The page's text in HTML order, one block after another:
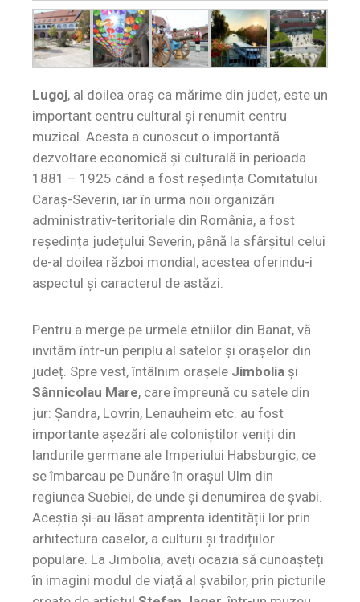
Lugoj, al doilea oraș ca mărime din județ, este un
important centru cultural și renumit centru
muzical. Acesta a cunoscut o importantă
dezvoltare economică și culturală în perioada
1881 – 1925 când a fost reședința Comitatului
Caraș-Severin, iar în urma noii organizări
administrativ-teritoriale din România, a fost
reședința județului Severin, până la sfârșitul celui
de-al doilea război mondial, acestea oferindu-i
aspectul și caracterul de astăzi.
Pentru a merge pe urmele etniilor din Banat, vă
invităm într-un periplu al satelor și orașelor din
județ. Spre vest, întâlnim orașele Jimbolia și
Sânnicolau Mare, care împreună cu satele din
jur: Șandra, Lovrin, Lenauheim etc. au fost
importante așezări ale coloniștilor veniți din
landurile germane ale Imperiului Habsburgic, ce
se îmbarcau pe Dunăre în orașul Ulm din
regiunea Suebiei, de unde și denumirea de șvabi.
Aceștia și-au lăsat amprenta identității lor prin
arhitectura caselor, a culturii și tradițiilor
populare. La Jimbolia, aveți ocazia să cunoașteți
în imagini modul de viață al șvabilor, prin picturile